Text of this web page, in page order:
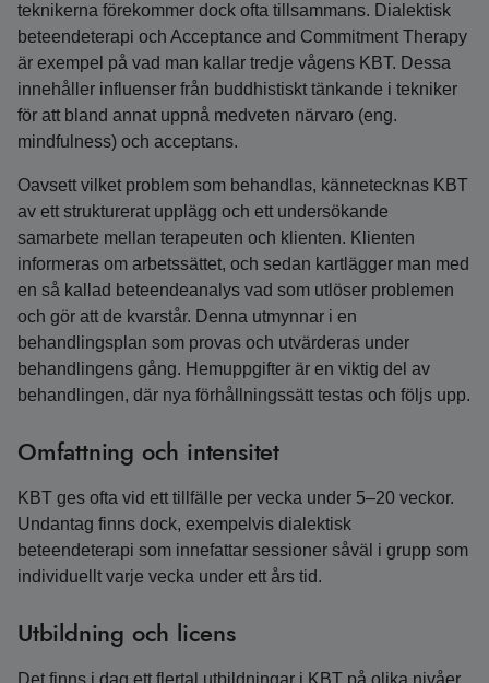
teknikerna förekommer dock ofta tillsammans. Dialektisk
beteendeterapi och Acceptance and Commitment Therapy
är exempel på vad man kallar tredje vågens KBT. Dessa
innehåller influenser från buddhistiskt tänkande i tekniker
för att bland annat uppnå medveten närvaro (eng.
mindfulness) och acceptans.
Oavsett vilket problem som behandlas, kännetecknas KBT
av ett strukturerat upplägg och ett undersökande
samarbete mellan terapeuten och klienten. Klienten
informeras om arbetssättet, och sedan kartlägger man med
en så kallad beteendeanalys vad som utlöser problemen
och gör att de kvarstår. Denna utmynnar i en
behandlingsplan som provas och utvärderas under
behandlingens gång. Hemuppgifter är en viktig del av
behandlingen, där nya förhållningssätt testas och följs upp.
Omfattning och intensitet
KBT ges ofta vid ett tillfälle per vecka under 5–20 veckor.
Undantag finns dock, exempelvis dialektisk
beteendeterapi som innefattar sessioner såväl i grupp som
individuellt varje vecka under ett års tid.
Utbildning och licens
Det finns i dag ett flertal utbildningar i KBT på olika nivåer